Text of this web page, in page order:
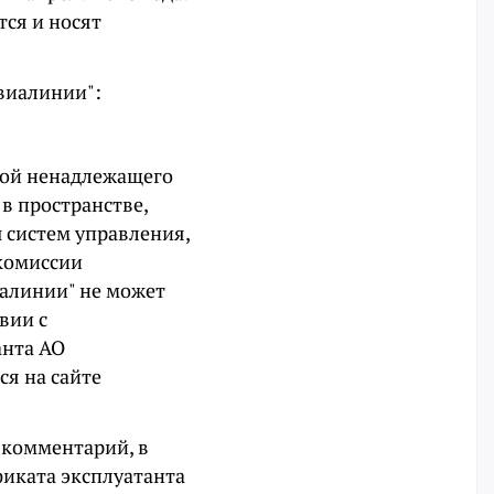
и носят
ненадлежащего
пространстве,
управления,
не может
с
АО
на сайте
в
эксплуатанта